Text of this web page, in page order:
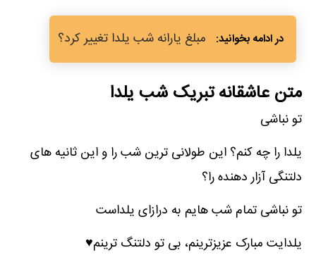
مبلغ یارانه شب یلدا تغییر کرد؟
متن عاشقانه تبریک شب یلدا
تو نباشی
یلدا را چه کنم؟ این طولانی ترین شب را و این ثانیه های
دلتنگی آزار دهنده را؟
تو نباشی تمام شب هایم به درازای یلداست
یلدایت مبارک عزیزترینم، بی تو دلتنگ ترینم♥️